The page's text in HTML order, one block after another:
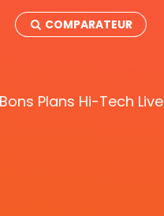
COMPARATEUR
Bons Plans Hi-Tech Live